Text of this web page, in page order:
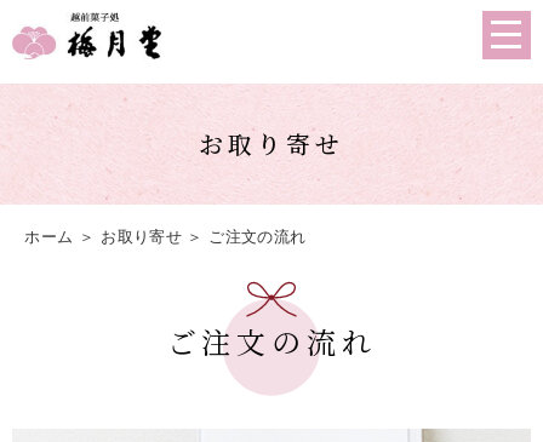
お取り寄せ
ホーム ＞ お取り寄せ ＞ ご注⽂の流れ
ご注文の流れ